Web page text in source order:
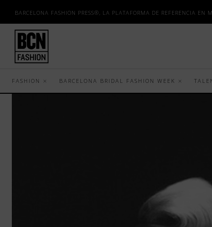
BARCELONA FASHION PRESS®, LA PLATAFORMA DE REFERENCIA EN
FASHION BARCELONA BRIDAL FASHION WEEK